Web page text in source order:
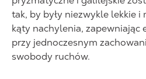
tak, by były niezwykle lekkie
kąty nachylenia, zapewniając
przy jednoczesnym
swobody ruchów.